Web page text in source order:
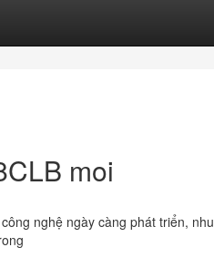
moi
nghệ ngày càng phát triển, nhu